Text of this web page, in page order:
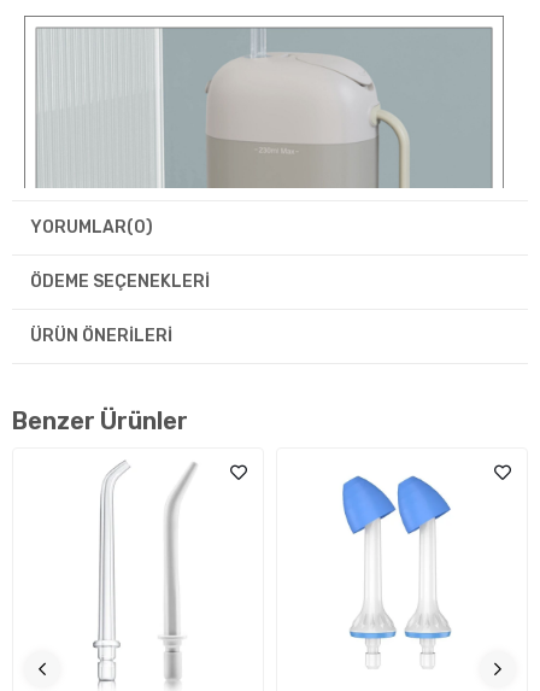
Amerika'da En Çok Satan Modeller Artık
duşları, artık Türkiye'de de bulunuyor! Diş hekimlerinin
vazgeçilmez tavsiyeleri arasında yer alan bu ürünler, etkili
performansları ve yenilikçi tasarımlarıyla kullanıcıların
YORUMLAR(0)
ÖDEME SEÇENEKLERI
ÜRÜN ÖNERILERI
Benzer Ürünler